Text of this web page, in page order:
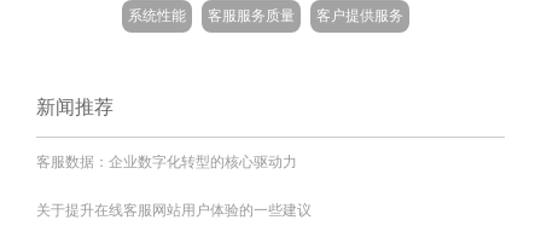
系统性能 客服服务质量 客户提供服务
新闻推荐
客服数据：企业数字化转型的核心驱动力
关于提升在线客服网站用户体验的一些建议